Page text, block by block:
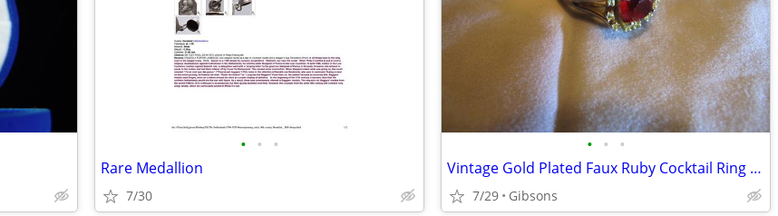
• • •
Rare Medallion
7/30
• • •
Vintage Gold Plated Faux Ruby Cocktail Ring Size 6 No Markings
7/29 Gibsons